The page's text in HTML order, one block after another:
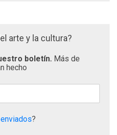
arte y la cultura?
boletín. Más de
hecho
?